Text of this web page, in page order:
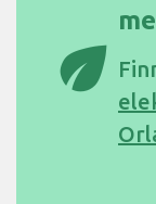
eco